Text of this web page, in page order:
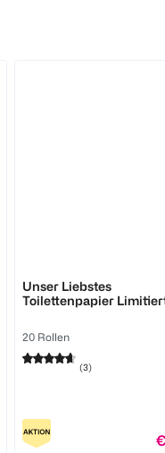
Unser Liebstes
Toilettenpapier
20 Rollen
(3)